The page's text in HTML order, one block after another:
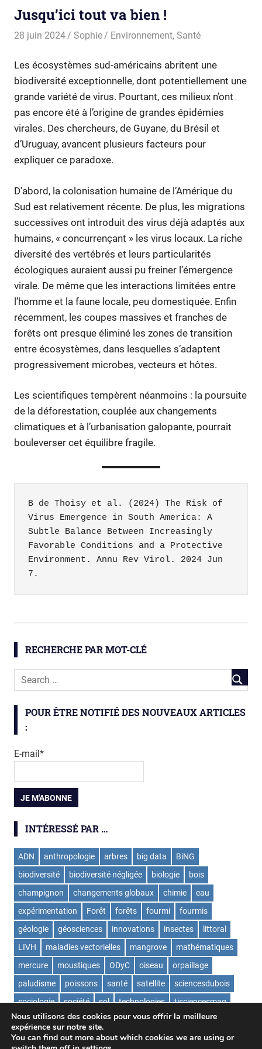
Jusqu’ici tout va bien !
28 juin 2024 Sophie Environnement, Santé
Les écosystèmes sud-américains abritent une
biodiversité exceptionnelle, dont potentiellement une
grande variété de virus. Pourtant, ces milieux n’ont
pas encore été à l’origine de grandes épidémies
virales. Des chercheurs, de Guyane, du Brésil et
d’Uruguay, avancent plusieurs facteurs pour
expliquer ce paradoxe.
D’abord, la colonisation humaine de l’Amérique du
Sud est relativement récente. De plus, les migrations
successives ont introduit des virus déjà adaptés aux
humains, « concurrençant » les virus locaux. La riche
diversité des vertébrés et leurs particularités
écologiques auraient aussi pu freiner l’émergence
virale. De même que les interactions limitées entre
l’homme et la faune locale, peu domestiquée. Enfin
récemment, les coupes massives et franches de
forêts ont presque éliminé les zones de transition
entre écosystèmes, dans lesquelles s’adaptent
progressivement microbes, vecteurs et hôtes.
Les scientifiques tempèrent néanmoins : la poursuite
de la déforestation, couplée aux changements
climatiques et à l’urbanisation galopante, pourrait
bouleverser cet équilibre fragile.
B de Thoisy et al. (2024) The Risk of
Virus Emergence in South America: A
Subtle Balance Between Increasingly
Favorable Conditions and a Protective
Environment. Annu Rev Virol. 2024 Jun
7.
RECHERCHE PAR MOT-CLÉ
POUR ÊTRE NOTIFIÉ DES NOUVEAUX ARTICLES
:
E-mail*
INTÉRESSÉ PAR …
ADN anthropologie arbres big data
BiNG
biodiversité
biodiversité négligée biologie
bois
champignon
changements globaux chimie
eau
expérimentation
Forêt forêts fourmi
fourmis
géologie
géosciences innovations insectes
littoral
LIVH
maladies vectorielles mangrove
mathématiques
mercure
moustiques ODyC oiseau
orpaillage
paludisme
poissons santé satellite
sciencesdubois
sociologie
société sol technologies
tisciencesmag
ValorExtract
virus écologie
Nous utilisons des cookies pour vous offrir la meilleure
expérience sur notre site.
You can find out more about which cookies we are using or